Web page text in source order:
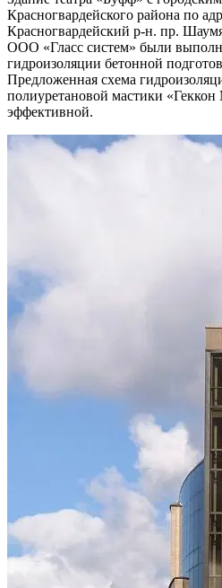
Красногвардейского района по
Красногвардейский р-н. пр.
ООО «Гласс систем» были
гидроизоляции бетонной
Предложенная схема
полиуретановой мастики «Геккон
эффективной.